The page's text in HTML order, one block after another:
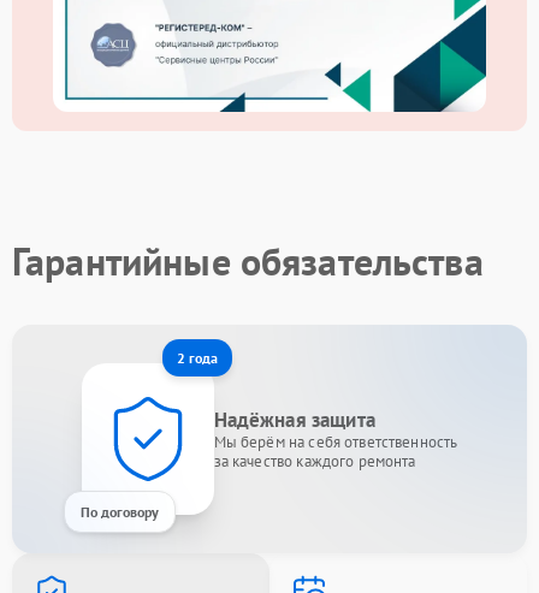
Гарантийные обязательства
2 года
По договору
Надёжная защита
Мы берём на себя ответственность
за качество каждого ремонта